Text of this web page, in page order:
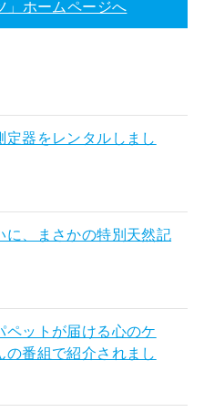
」ホームページへ
定器をレンタルしまし
に、まさかの特別天然記
ペットが届ける心のケ
の番組で紹介されまし